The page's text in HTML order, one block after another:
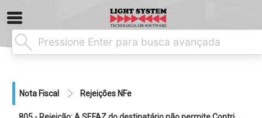
Nota Fiscal Rejeições NFe